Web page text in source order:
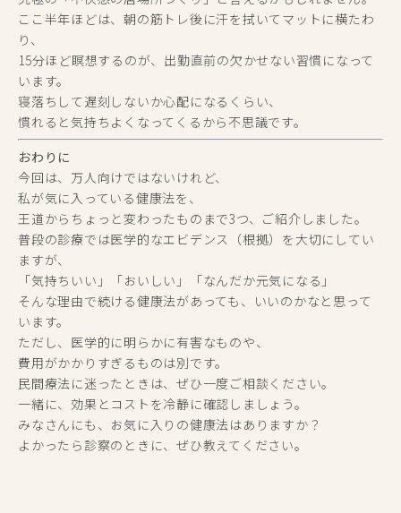
ここ半年ほどは、朝の筋トレ後に汗を拭いてマットに横たわ
り、
15分ほど瞑想するのが、出勤直前の欠かせない習慣になって
います。
寝落ちして遅刻しないか心配になるくらい、
慣れると気持ちよくなってくるから不思議です。
おわりに
今回は、万人向けではないけれど、
私が気に入っている健康法を、
王道からちょっと変わったものまで3つ、ご紹介しました。
普段の診療では医学的なエビデンス（根拠）を大切にしてい
ますが、
「気持ちいい」「おいしい」「なんだか元気になる」
そんな理由で続ける健康法があっても、いいのかなと思って
います。
ただし、医学的に明らかに有害なものや、
費用がかかりすぎるものは別です。
民間療法に迷ったときは、ぜひ一度ご相談ください。
一緒に、効果とコストを冷静に確認しましょう。
みなさんにも、お気に入りの健康法はありますか？
よかったら診察のときに、ぜひ教えてください。